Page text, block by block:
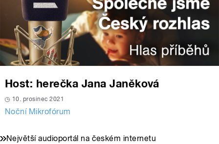
Host: herečka Jana Janěková
10. prosinec 2021
Noční Mikrofórum
Největší audioportál na českém internetu